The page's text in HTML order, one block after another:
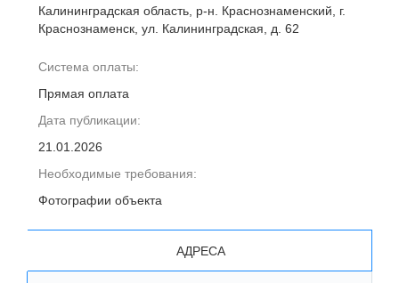
Калининградская область, р-н. Краснознаменский, г.
Краснознаменск, ул. Калининградская, д. 62
Система оплаты:
Прямая оплата
Дата публикации:
21.01.2026
Необходимые требования:
Фотографии объекта
АДРЕСА